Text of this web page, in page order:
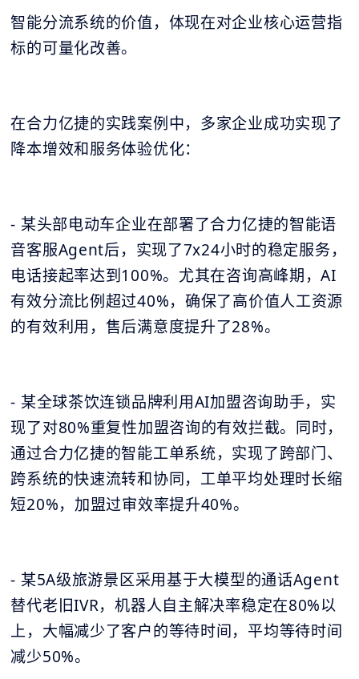
智能分流系统的价值，体现在对企业核心运营指
标的可量化改善。
在合力亿捷的实践案例中，多家企业成功实现了
降本增效和服务体验优化：
- 某头部电动车企业在部署了合力亿捷的智能语
音客服Agent后，实现了7x24小时的稳定服务，
电话接起率达到100%。尤其在咨询高峰期，AI
有效分流比例超过40%，确保了高价值人工资源
的有效利用，售后满意度提升了28%。
- 某全球茶饮连锁品牌利用AI加盟咨询助手，实
现了对80%重复性加盟咨询的有效拦截。同时，
通过合力亿捷的智能工单系统，实现了跨部门、
跨系统的快速流转和协同，工单平均处理时长缩
短20%，加盟过审效率提升40%。
- 某5A级旅游景区采用基于大模型的通话Agent
替代老旧IVR，机器人自主解决率稳定在80%以
上，大幅减少了客户的等待时间，平均等待时间
减少50%。